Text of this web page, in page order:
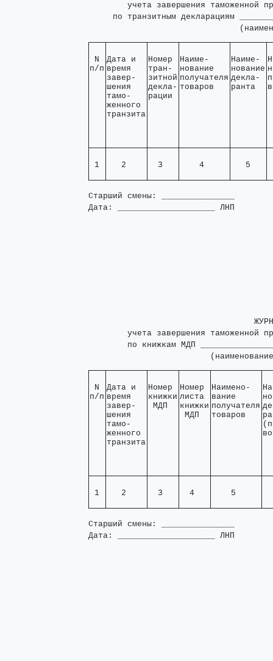
учета завершения таможенной
по транзитным декларациям
N
п/п
Дата и
время
завер-
шения
тамо-
женного
транзита
Номер
тран-
зитной
декла-
рации
Наиме-
нование
получателя
товаров
Наиме-
нование
декла-
ранта
1
   2
  3
    4
   5
Старший смены: _______________
Дата: ____________________ ЛНП
учета завершения таможенной
по книжкам МДП
N
п/п
Дата и
время
завер-
шения
тамо-
женного
транзита
Номер
книжки
МДП
Номер
листа
книжки
МДП
Наимено-
вание
получателя
товаров
1
   2
  3
  4
    5
Старший смены: _______________
Дата: ____________________ ЛНП